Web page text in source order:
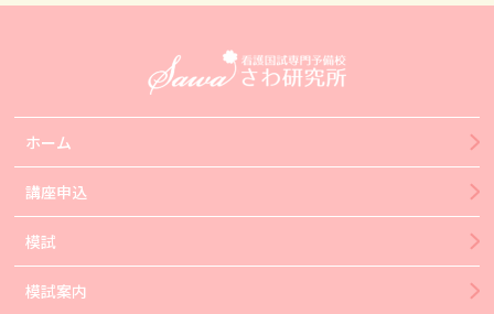
ホーム
講座申込
模試
模試案内